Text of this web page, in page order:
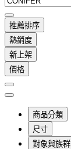
推薦排序
熱銷度
新上架
價格
商品分類
尺寸
對象與族群